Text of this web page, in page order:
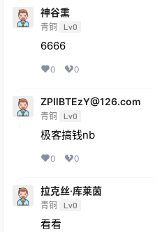
神谷熏
青铜 Lv0
6666
0 0
ZPIlBTEzY@126.com
青铜 Lv0
极客搞钱nb
0 0
拉克丝·库莱茵
青铜 Lv0
看看